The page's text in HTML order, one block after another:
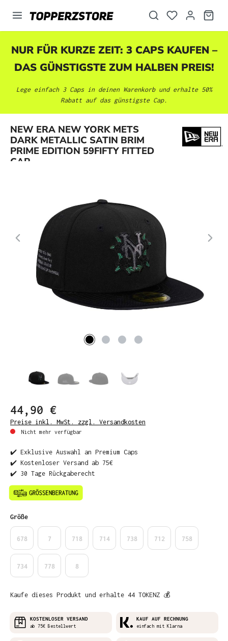
springen
NUR FÜR KURZE ZEIT: 3 CAPS KAUFEN –
DAS GÜNSTIGSTE ZUM HALBEN PREIS!
Lege einfach 3 Caps in deinen Warenkorb und erhalte 50%
Rabatt auf das günstigste Cap.
NEW ERA NEW YORK METS
DARK METALLIC SATIN BRIM
PRIME EDITION 59FIFTY FITTED
CAP
Bildergalerie überspringen
44,90 €
Preise inkl. MwSt. zzgl. Versandkosten
Nicht mehr verfügbar
✔️ Exklusive Auswahl an Premium Caps
✔️ Kostenloser Versand ab 75€
✔️ 30 Tage Rückgaberecht
Größeauswählen
678 7 718 714 738 712 758
734 778 8
Kaufe dieses Produkt und erhalte 44 TOKENZ 💰
KOSTENLOSER VERSAND
ab 75€ Bestellwert
KAUF AUF RECHNUNG
einfach mit Klarna